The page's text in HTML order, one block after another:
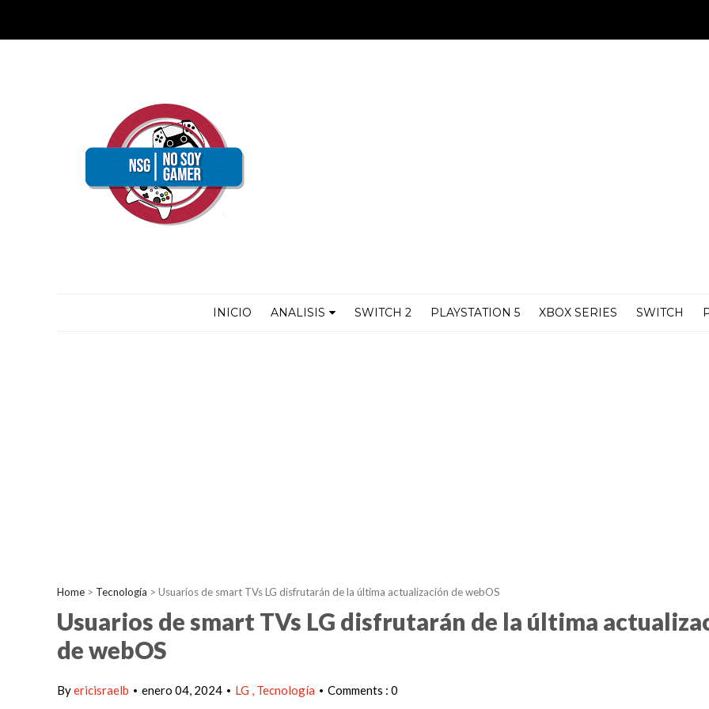
INICIO ANALISIS SWITCH 2 PLAYSTATION 5 XBOX SERIES SWITCH
Home > Tecnología > Usuarios de smart TVs LG disfrutarán de la última actualización de webOS
Usuarios de smart TVs LG disfrutarán de la última
de webOS
Byericisraelb • enero 04, 2024 • LG Tecnología • Comments : 0